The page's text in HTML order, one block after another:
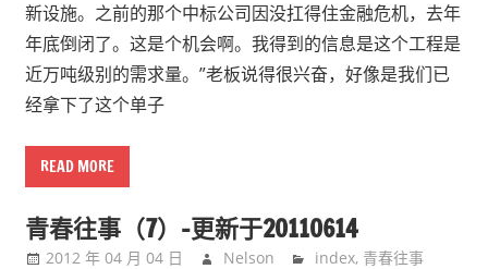
新设施。之前的那个中标公司因没扛得住金融危机，去年
年底倒闭了。这是个机会啊。我得到的信息是这个工程是
近万吨级别的需求量。”老板说得很兴奋，好像是我们已
经拿下了这个单子
READ MORE
青春往事（7）–更新于20110614
2012 年 04 月 04 日 Nelson index, 青春往事